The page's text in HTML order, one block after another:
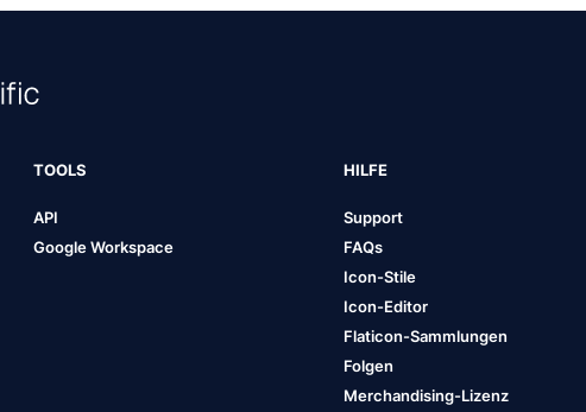
TOOLS
API
Google Workspace
HILFE
Support
FAQs
Icon-Stile
Icon-Editor
Flaticon-Sammlungen
Folgen
Merchandising-Lizenz